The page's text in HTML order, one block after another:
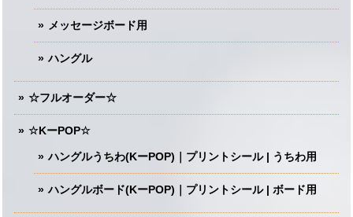
メッセージボード用
ハングル
☆フルオーダー☆
☆KーPOP☆
ハングルうちわ(KーPOP)｜プリントシール | うちわ用
ハングルボード(KーPOP)｜プリントシール | ボード用